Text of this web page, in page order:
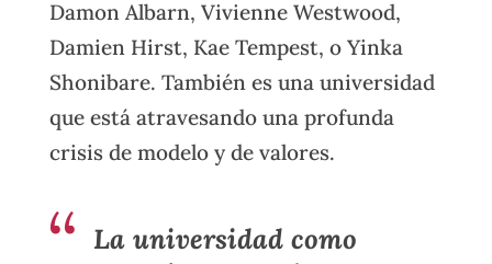
Damon Albarn, Vivienne Westwood,
Damien Hirst, Kae Tempest, o Yinka
Shonibare. También es una universidad
que está atravesando una profunda
crisis de modelo y de valores.
La universidad como